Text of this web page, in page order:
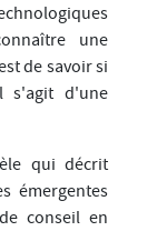
une
de savoir si
s'agit d'une
qui décrit
émergentes
conseil en